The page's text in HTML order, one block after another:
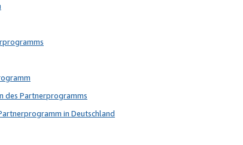
des Partnerprogramms
in Deutschland